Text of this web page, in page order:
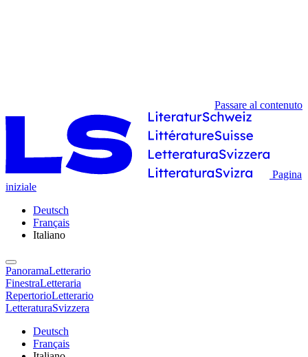
Passare al contenuto
Pagina
iniziale
Deutsch
Français
Italiano
PanoramaLetterario
FinestraLetteraria
RepertorioLetterario
LetteraturaSvizzera
Deutsch
Français